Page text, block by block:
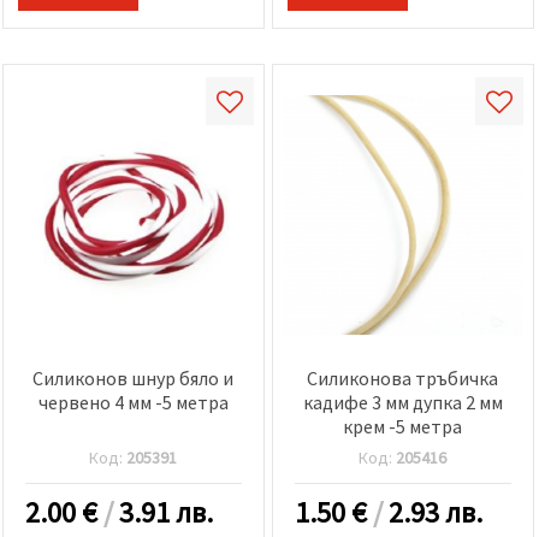
Силиконов шнур бяло и
червено 4 мм -5 метра
Код: 205391
2.00€/3.91 лв.
Силиконова тръбичка
кадифе 3 мм дупка 2 мм
крем -5 метра
Код: 205416
1.50€/2.93 лв.